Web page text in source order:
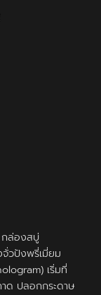
ล่องสบู่
วปังพรี่เมี่ยม
เริ่มที่
ด ปลอกกระดาษ